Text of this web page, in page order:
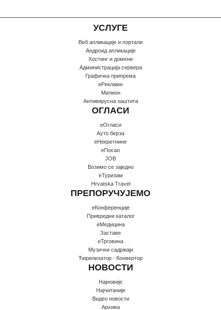
УСЛУГЕ
Веб апликације и портали
Андроид апликације
Хостинг и домени
Администрација сервера
Графичка припрема
еРекламе
Милион
Антивирусна заштита
ОГЛАСИ
еОгласи
Ауто берза
еНекретнине
еПосао
JOB
Возимо се заједно
еТуризам
Hrvatska Travel
ПРЕПОРУЧУЈЕМО
еКонференције
Привредни каталог
еМедицина
Заставе
еТрговина
Музички садржаји
Ћирилизатор - Конвертор
НОВОСТИ
Најновије
Најчитаније
Видео новости
Архива